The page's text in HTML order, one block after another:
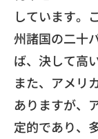
しています。
州諸国の二十
ば、決して高
また、アメリ
ありますが、
定的であり、